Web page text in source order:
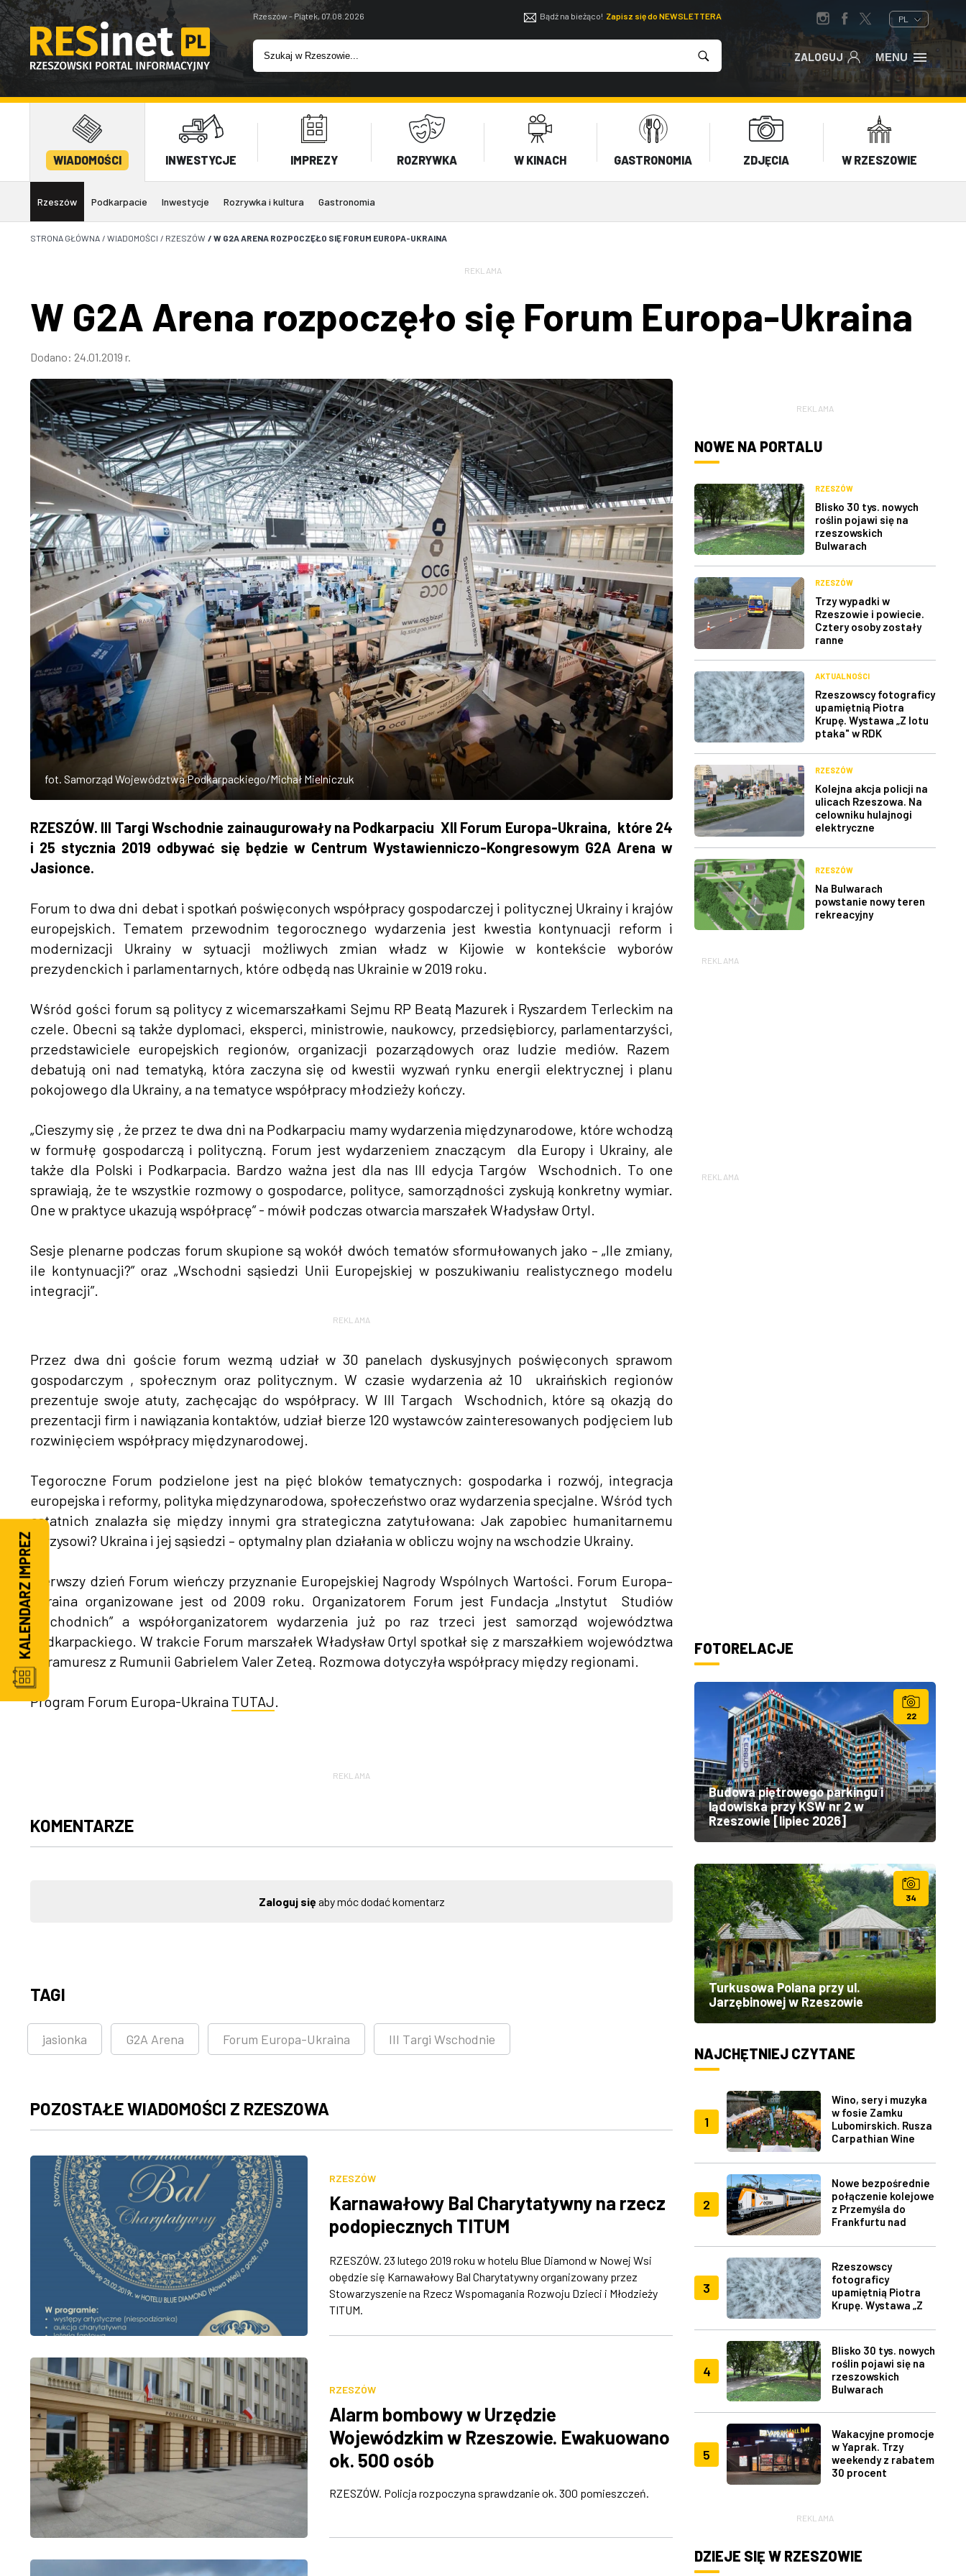
Rzeszów - Piątek, 07.08.2026 Bądź na bieżąco! Zapisz się do NEWSLETTERA PL
ZALOGUJ MENU
WIADOMOŚCI INWESTYCJE IMPREZY ROZRYWKA W KINACH GASTRONOMIA ZDJĘCIA W RZESZOWIE
Rzeszów Podkarpacie Inwestycje Rozrywka i kultura Gastronomia
STRONA GŁÓWNA / WIADOMOŚCI / RZESZÓW / W G2A ARENA ROZPOCZĘŁO SIĘ FORUM EUROPA-UKRAINA
REKLAMA
W G2A Arena rozpoczęło się Forum Europa-Ukraina
Dodano: 24.01.2019 r.
fot. Samorząd Województwa Podkarpackiego/Michał Mielniczuk
RZESZÓW. III Targi Wschodnie zainaugurowały na Podkarpaciu XII Forum Europa-Ukraina, które 24
i 25 stycznia 2019 odbywać się będzie w Centrum Wystawienniczo-Kongresowym G2A Arena w
Jasionce.
Forum to dwa dni debat i spotkań poświęconych współpracy gospodarczej i politycznej Ukrainy i krajów
europejskich. Tematem przewodnim tegorocznego wydarzenia jest kwestia kontynuacji reform i
modernizacji Ukrainy w sytuacji możliwych zmian władz w Kijowie w kontekście wyborów
prezydenckich i parlamentarnych, które odbędą nas Ukrainie w 2019 roku.
Wśród gości forum są politycy z wicemarszałkami Sejmu RP Beatą Mazurek i Ryszardem Terleckim na
czele. Obecni są także dyplomaci, eksperci, ministrowie, naukowcy, przedsiębiorcy, parlamentarzyści,
przedstawiciele europejskich regionów, organizacji pozarządowych oraz ludzie mediów. Razem
debatują oni nad tematyką, która zaczyna się od kwestii wyzwań rynku energii elektrycznej i planu
pokojowego dla Ukrainy, a na tematyce współpracy młodzieży kończy.
„Cieszymy się , że przez te dwa dni na Podkarpaciu mamy wydarzenia międzynarodowe, które wchodzą
w formułę gospodarczą i polityczną. Forum jest wydarzeniem znaczącym dla Europy i Ukrainy, ale
także dla Polski i Podkarpacia. Bardzo ważna jest dla nas III edycja Targów Wschodnich. To one
sprawiają, że te wszystkie rozmowy o gospodarce, polityce, samorządności zyskują konkretny wymiar.
One w praktyce ukazują współpracę” - mówił podczas otwarcia marszałek Władysław Ortyl.
Sesje plenarne podczas forum skupione są wokół dwóch tematów sformułowanych jako – „Ile zmiany,
ile kontynuacji?” oraz „Wschodni sąsiedzi Unii Europejskiej w poszukiwaniu realistycznego modelu
integracji”.
REKLAMA
Przez dwa dni goście forum wezmą udział w 30 panelach dyskusyjnych poświęconych sprawom
gospodarczym , społecznym oraz politycznym. W czasie wydarzenia aż 10 ukraińskich regionów
prezentuje swoje atuty, zachęcając do współpracy. W III Targach Wschodnich, które są okazją do
prezentacji firm i nawiązania kontaktów, udział bierze 120 wystawców zainteresowanych podjęciem lub
rozwinięciem współpracy międzynarodowej.
Tegoroczne Forum podzielone jest na pięć bloków tematycznych: gospodarka i rozwój, integracja
europejska i reformy, polityka międzynarodowa, społeczeństwo oraz wydarzenia specjalne. Wśród tych
ostatnich znalazła się między innymi gra strategiczna zatytułowana: Jak zapobiec humanitarnemu
kryzysowi? Ukraina i jej sąsiedzi – optymalny plan działania w obliczu wojny na wschodzie Ukrainy.
Pierwszy dzień Forum wieńczy przyznanie Europejskiej Nagrody Wspólnych Wartości. Forum Europa–
Ukraina organizowane jest od 2009 roku. Organizatorem Forum jest Fundacja „Instytut Studiów
Wschodnich” a współorganizatorem wydarzenia już po raz trzeci jest samorząd województwa
podkarpackiego. W trakcie Forum marszałek Władysław Ortyl spotkał się z marszałkiem województwa
Maramuresz z Rumunii Gabrielem Valer Zeteą. Rozmowa dotyczyła współpracy między regionami.
Program Forum Europa-Ukraina TUTAJ.
REKLAMA
KOMENTARZE
Zaloguj sięaby móc dodać komentarz
TAGI
jasionka G2A Arena Forum Europa-Ukraina III Targi Wschodnie
POZOSTAŁE WIADOMOŚCI Z RZESZOWA
RZESZÓW
Karnawałowy Bal Charytatywny na rzecz
podopiecznych TITUM
RZESZÓW. 23 lutego 2019 roku w hotelu Blue Diamond w Nowej Wsi
obędzie się Karnawałowy Bal Charytatywny organizowany przez
Stowarzyszenie na Rzecz Wspomagania Rozwoju Dzieci i Młodzieży
TITUM.
RZESZÓW
Alarm bombowy w Urzędzie
Wojewódzkim w Rzeszowie. Ewakuowano
ok. 500 osób
RZESZÓW. Policja rozpoczyna sprawdzanie ok. 300 pomieszczeń.
REKLAMA
NOWE NA PORTALU
RZESZÓW
Blisko 30 tys. nowych
roślin pojawi się na
rzeszowskich
Bulwarach
RZESZÓW
Trzy wypadki w
Rzeszowie i powiecie.
Cztery osoby zostały
ranne
AKTUALNOŚCI
Rzeszowscy fotograficy
upamiętnią Piotra
Krupę. Wystawa „Z lotu
ptaka" w RDK
RZESZÓW
Kolejna akcja policji na
ulicach Rzeszowa. Na
celowniku hulajnogi
elektryczne
RZESZÓW
Na Bulwarach
powstanie nowy teren
rekreacyjny
REKLAMA
REKLAMA
FOTORELACJE
22
Budowa piętrowego parkingu i
lądowiska przy KSW nr 2 w
Rzeszowie [lipiec 2026]
34
Turkusowa Polana przy ul.
Jarzębinowej w Rzeszowie
NAJCHĘTNIEJ CZYTANE
1
Wino, sery i muzyka
w fosie Zamku
Lubomirskich. Rusza
Carpathian Wine
2
Nowe bezpośrednie
połączenie kolejowe
z Przemyśla do
Frankfurtu nad
3
Rzeszowscy
fotograficy
upamiętnią Piotra
Krupę. Wystawa „Z
4
Blisko 30 tys. nowych
roślin pojawi się na
rzeszowskich
Bulwarach
5
Wakacyjne promocje
w Yaprak. Trzy
weekendy z rabatem
30 procent
REKLAMA
DZIEJE SIĘ W RZESZOWIE
KALENDARZ IMPREZ